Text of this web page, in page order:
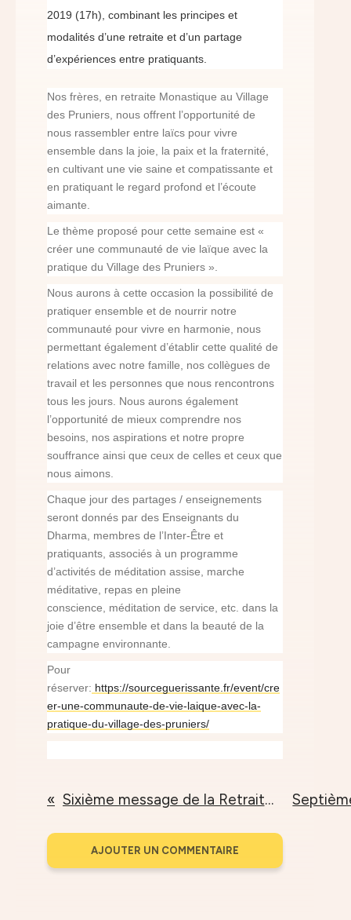
2019 (17h), combinant les principes et
modalités d’une retraite et d’un partage
d’expériences entre pratiquants.
Nos frères, en retraite Monastique au Village
des Pruniers, nous offrent l’opportunité de
nous rassembler entre laïcs pour vivre
ensemble dans la joie, la paix et la fraternité,
en cultivant une vie saine et compatissante et
en pratiquant le regard profond et l’écoute
aimante.
Le thème proposé pour cette semaine est «
créer une communauté de vie laïque avec la
pratique du Village des Pruniers ».
Nous aurons à cette occasion la possibilité de
pratiquer ensemble et de nourrir notre
communauté pour vivre en harmonie, nous
permettant également d’établir cette qualité de
relations avec notre famille, nos collègues de
travail et les personnes que nous rencontrons
tous les jours. Nous aurons également
l’opportunité de mieux comprendre nos
besoins, nos aspirations et notre propre
souffrance ainsi que ceux de celles et ceux que
nous aimons.
Chaque jour des partages / enseignements
seront donnés par des Enseignants du
Dharma, membres de l’Inter-Être et
pratiquants, associés à un programme
d’activités de méditation assise, marche
méditative, repas en pleine
conscience, méditation de service, etc. dans la
joie d’être ensemble et dans la beauté de la
campagne environnante.
Pour
réserver: https://sourceguerissante.fr/event/cre
er-une-communaute-de-vie-laique-avec-la-
pratique-du-village-des-pruniers/
Sixième message de la Retraite d'hiver
AJOUTER UN COMMENTAIRE